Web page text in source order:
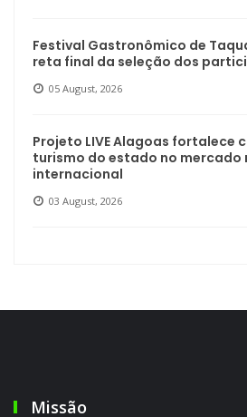
Festival Gastronômico de
reta final da seleção dos
05 August, 2026
Projeto LIVE Alagoas fortalece
turismo do estado no mercado
internacional
03 August, 2026
Missão